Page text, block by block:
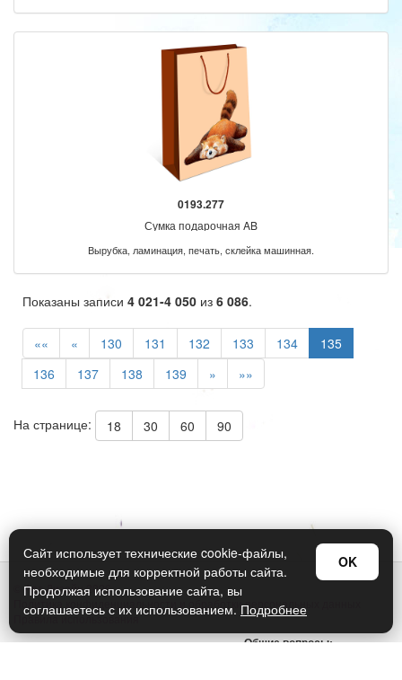
0193.277
Сумка подарочная AB
Вырубка, ламинация, печать, склейка машинная.
Показаны записи 4 021-4 050 из 6 086.
«« « 130 131 132 133 134
135
136
137 138 139 » »»
На странице: 18 30 60 90
© Арт Дизайн 2026
Политика конфиденциальности и обработки персональных данных
Правила использования
Общие вопросы:
Сайт использует технические cookie-файлы,
необходимые для корректной работы сайта.
Продолжая использование сайта, вы
соглашаетесь с их использованием. Подробнее
OK